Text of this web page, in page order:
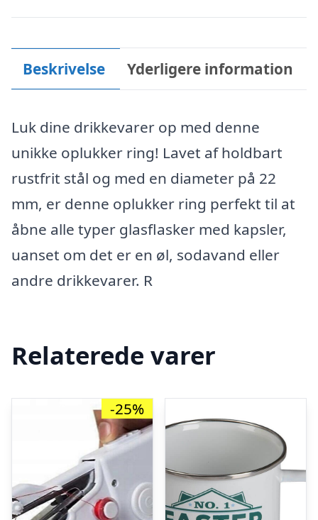
Beskrivelse Yderligere information
Luk dine drikkevarer op med denne
unikke oplukker ring! Lavet af holdbart
rustfrit stål og med en diameter på 22
mm, er denne oplukker ring perfekt til at
åbne alle typer glasflasker med kapsler,
uanset om det er en øl, sodavand eller
andre drikkevarer. R
Relaterede varer
-25%